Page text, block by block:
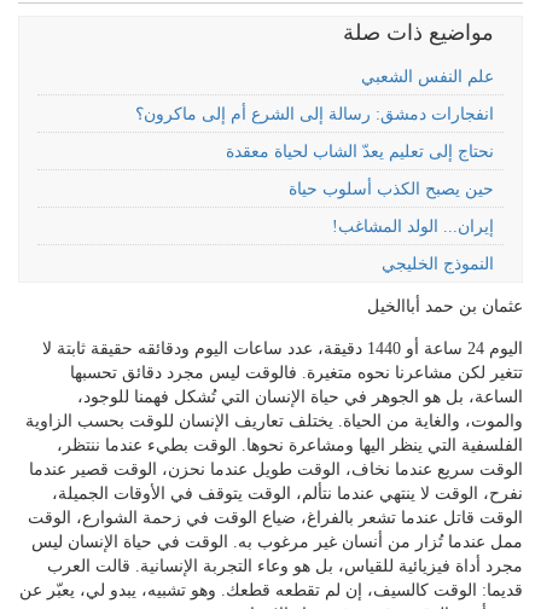
مواضيع ذات صلة
علم النفس الشعبي
انفجارات دمشق: رسالة إلى الشرع أم إلى ماكرون؟
نحتاج إلى تعليم يعدّ الشاب لحياة معقدة
حين يصبح الكذب أسلوب حياة
إيران... الولد المشاغب!
النموذج الخليجي
عثمان بن حمد أباالخيل
اليوم 24 ساعة أو 1440 دقيقة، عدد ساعات اليوم ودقائقه حقيقة ثابتة لا
تتغير لكن مشاعرنا نحوه متغيرة. فالوقت ليس مجرد دقائق تحسبها
الساعة، بل هو الجوهر في حياة الإنسان التي تُشكل فهمنا للوجود،
والموت، والغاية من الحياة. يختلف تعاريف الإنسان للوقت بحسب الزاوية
الفلسفية التي ينظر اليها ومشاعرة نحوها. الوقت بطيء عندما ننتظر،
الوقت سريع عندما نخاف، الوقت طويل عندما نحزن، الوقت قصير عندما
نفرح، الوقت لا ينتهي عندما نتألم، الوقت يتوقف في الأوقات الجميلة،
الوقت قاتل عندما تشعر بالفراغ، ضياع الوقت في زحمة الشوارع، الوقت
ممل عندما تُزار من أنسان غير مرغوب به. الوقت في حياة الإنسان ليس
مجرد أداة فيزيائية للقياس، بل هو وعاء التجربة الإنسانية. قالت العرب
قديما: الوقت كالسيف، إن لم تقطعه قطعك. وهو تشبيه، يبدو لي، يعبّر عن